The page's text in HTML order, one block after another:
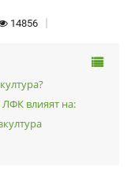
14856
влияят на: